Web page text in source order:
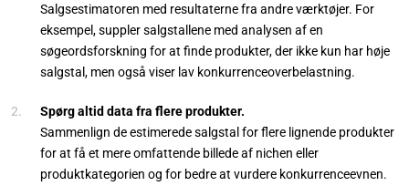
Salgsestimatoren med resultaterne fra andre værktøjer. For
eksempel, suppler salgstallene med analysen af en
søgeordsforskning for at finde produkter, der ikke kun har høje
salgstal, men også viser lav konkurrenceoverbelastning.
Spørg altid data fra flere produkter.
Sammenlign de estimerede salgstal for flere lignende produkter
for at få et mere omfattende billede af nichen eller
produktkategorien og for bedre at vurdere konkurrenceevnen.